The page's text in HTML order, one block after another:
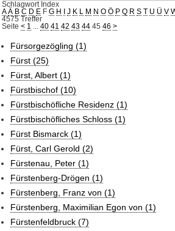
Schlagwort Index
A Ä B C D E F G H J K M N O Ö P Q R S U Ü V
4575 Treffer
Seite< 1 ...40 41 42 43 44 45 46 >
Fürsorgezögling (1)
Fürst (25)
Fürst, Albert (1)
Fürstbischof (10)
Fürstbischöfliche Residenz (1)
Fürstbischöfliches Schloss (1)
Fürst Bismarck (1)
Fürst, Carl Gerold (2)
Fürstenau, Peter (1)
Fürstenberg-Drögen (1)
Fürstenberg, Franz von (1)
Fürstenberg, Maximilian Egon von (1)
Fürstenfeldbruck (7)